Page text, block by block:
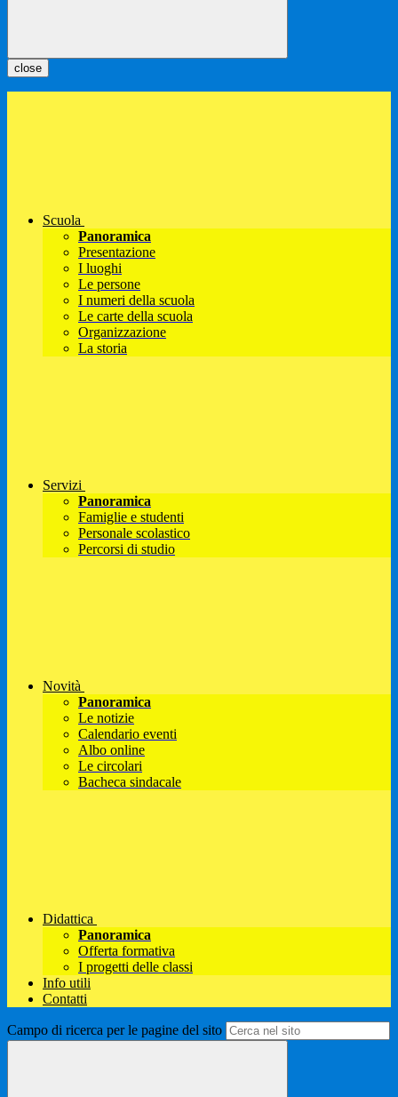
close
Scuola
Panoramica
Presentazione
I luoghi
Le persone
I numeri della scuola
Le carte della scuola
Organizzazione
La storia
Servizi
Panoramica
Famiglie e studenti
Personale scolastico
Percorsi di studio
Novità
Panoramica
Le notizie
Calendario eventi
Albo online
Le circolari
Bacheca sindacale
Didattica
Panoramica
Offerta formativa
I progetti delle classi
Info utili
Contatti
Campo di ricerca per le pagine del sito